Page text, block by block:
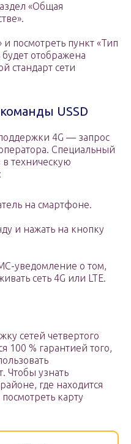
«Общая
посмотреть пункт «Тип
отображена
стандарт сети
USSD
4G — запрос
Специальный
техническую
на смартфоне.
и нажать на кнопку
уведомление о том,
сеть 4G или LTE.
сетей четвертого
100 % гарантией того,
Чтобы узнать
где находится
карту